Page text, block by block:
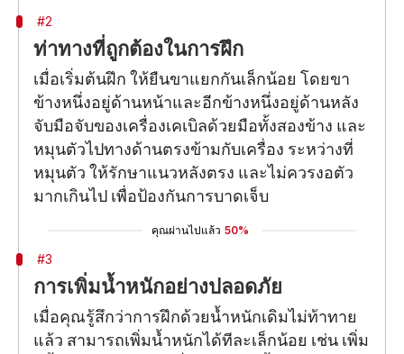
#2
ท่าทางที่ถูกต้องในการฝึก
เมื่อเริ่มต้นฝึก ให้ยืนขาแยกกันเล็กน้อย โดยขา
ข้างหนึ่งอยู่ด้านหน้าและอีกข้างหนึ่งอยู่ด้านหลัง
จับมือจับของเครื่องเคเบิลด้วยมือทั้งสองข้าง และ
หมุนตัวไปทางด้านตรงข้ามกับเครื่อง ระหว่างที่
หมุนตัว ให้รักษาแนวหลังตรง และไม่ควรงอตัว
มากเกินไป เพื่อป้องกันการบาดเจ็บ
คุณผ่านไปแล้ว 50%
#3
การเพิ่มน้ำหนักอย่างปลอดภัย
เมื่อคุณรู้สึกว่าการฝึกด้วยน้ำหนักเดิมไม่ท้าทาย
แล้ว สามารถเพิ่มน้ำหนักได้ทีละเล็กน้อย เช่น เพิ่ม